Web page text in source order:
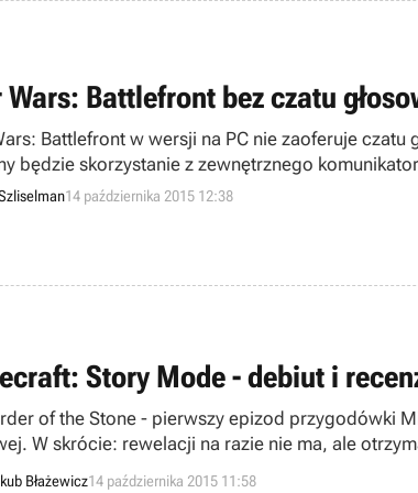
Wars: Battlefront bez czatu
Battlefront w wersji na PC nie zaoferuje
będzie skorzystanie z zewnętrznego
systemy konsol.
14 października 2015 12:38
Story Mode - debiut i
of the Stone - pierwszy epizod przygodówki
W skrócie: rewelacji na razie nie ma, ale
Błażewicz14 października 2015 11:58